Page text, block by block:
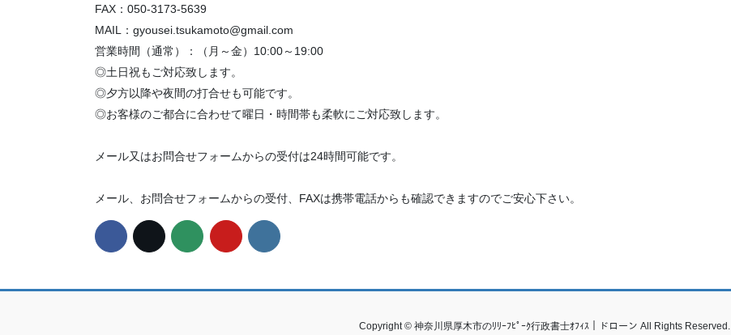
FAX：050-3173-5639
MAIL：gyousei.tsukamoto@gmail.com
営業時間（通常）：（月～金）10:00～19:00
◎土日祝もご対応致します。
◎夕方以降や夜間の打合せも可能です。
◎お客様のご都合に合わせて曜日・時間帯も柔軟にご対応致します。
メール又はお問合せフォームからの受付は24時間可能です。
メール、お問合せフォームからの受付、FAXは携帯電話からも確認できますのでご安心下さい。
Copyright © 神奈川県厚木市のﾘﾘｰﾌﾋﾟｰｸ行政書士ｵﾌｨｽ｜ドローン All Rights Reserved.